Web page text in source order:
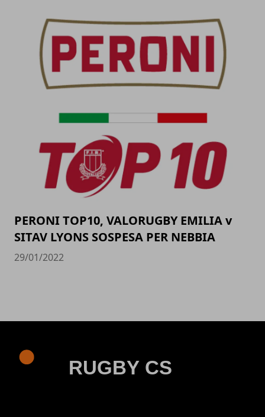
PERONI TOP10, VALORUGBY EMILIA v
SITAV LYONS SOSPESA PER NEBBIA
29/01/2022